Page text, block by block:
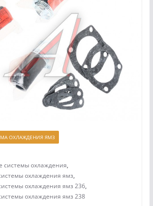
ОХЛАЖДЕНИЯ ЯМЗ
системы охлаждения,
охлаждения ямз,
охлаждения ямз 236,
охлаждения ямз 238